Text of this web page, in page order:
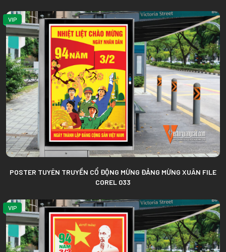
VIP
POSTER TUYÊN TRUYỀN CỔ ĐỘNG MỪNG ĐẢNG MỪNG XUÂN FILE
COREL 033
VIP